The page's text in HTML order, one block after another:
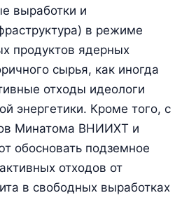
выработки и
в режиме
продуктов ядерных
сырья, как иногда
отходы идеологи
энергетики. Кроме того, с
Минатома ВНИИХТ и
обосновать подземное
отходов от
в свободных выработках